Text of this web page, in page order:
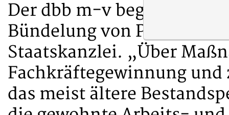
Der dbb m-v begrüßte bei
Bündelung von
Staatskanzlei. „Über
Fachkräftegewinnung
das meist ältere